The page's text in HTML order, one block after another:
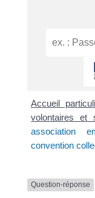
Accueil
volontaires et
association
convention
Question-réponse